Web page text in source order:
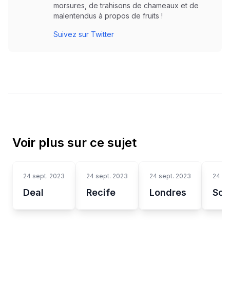
morsures, de trahisons de chameaux et de
malentendus à propos de fruits !
Suivez sur Twitter
Voir plus sur ce sujet
24 sept. 2023
Deal
24 sept. 2023
Recife
24 sept. 2023
Londres
24